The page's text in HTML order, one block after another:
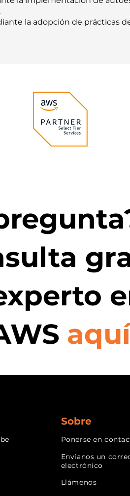
la adopción de prácticas
Sobre
Ponerse en
Envíanos un
electrónico
Llámenos